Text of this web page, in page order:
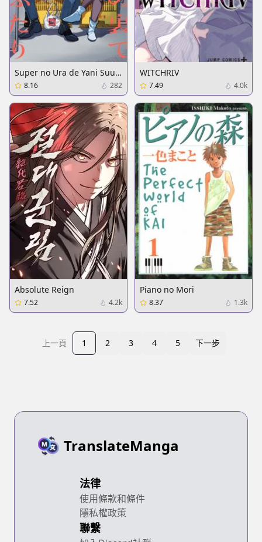
Super no Ura de Yani Suu
Futari
8.16 282
WITCHRIV
7.49 4.0k
Absolute Reign
7.52 4.2k
Piano no Mori
8.37 1.3k
上一頁 1 2 3 4 5 下一步
TranslateManga
法律
使用條款和條件
隱私權政策
聯繫